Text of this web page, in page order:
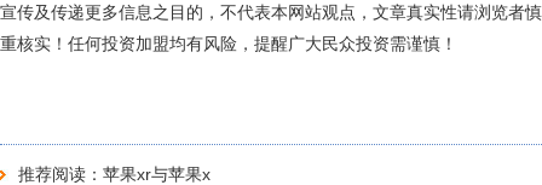
宣传及传递更多信息之目的，不代表本网站观点，文章真实性请浏览者慎
重核实！任何投资加盟均有风险，提醒广大民众投资需谨慎！
推荐阅读： 苹果xr与苹果x